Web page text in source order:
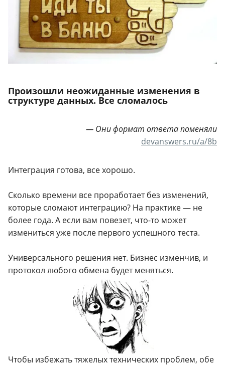
Произошли неожиданные изменения в
структуре данных. Все сломалось
— Они формат ответа поменяли
devanswers.ru/a/8b
Интеграция готова, все хорошо.
Сколько времени все проработает без изменений,
которые сломают интеграцию? На практике — не
более года. А если вам повезет, что-то может
измениться уже после первого успешного теста.
Универсального решения нет. Бизнес изменчив, и
протокол любого обмена будет меняться.
Чтобы избежать тяжелых технических проблем, обе